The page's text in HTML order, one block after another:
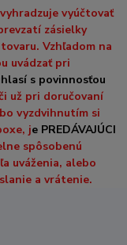
vyúčtovať
zásielky
Vzhľadom na
uvádzať pri
s povinnosťou
už pri doručovaní
vyzdvihnutím si
je PREDÁVAJÚCI
spôsobenú
uváženia, alebo
a vrátenie.